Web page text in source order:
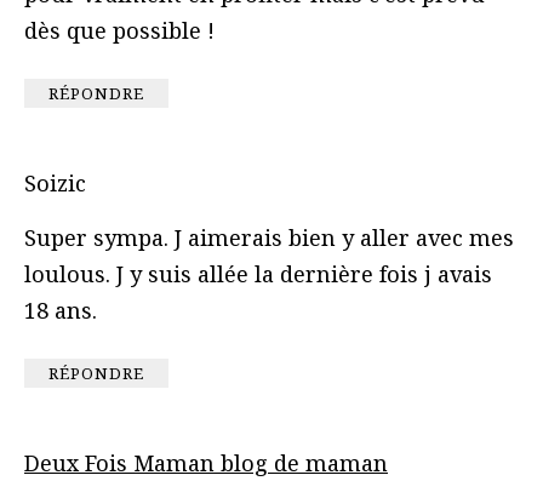
dès que possible !
RÉPONDRE
Soizic
Super sympa. J aimerais bien y aller avec mes
loulous. J y suis allée la dernière fois j avais
18 ans.
RÉPONDRE
Deux Fois Maman blog de maman